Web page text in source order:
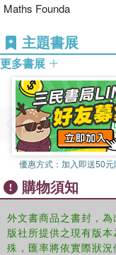
Maths Founda
主題書展
更多書展
優惠方式： 加入即送50
購物須知
外文書商品之書封，
版社所提供之現有版
殊，匯率將依實際狀況